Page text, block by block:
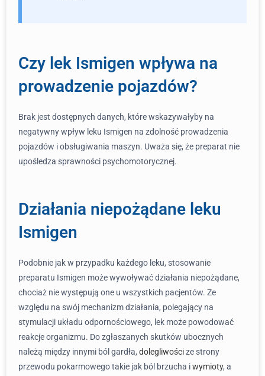
Czy lek Ismigen wpływa na
prowadzenie pojazdów?
Brak jest dostępnych danych, które wskazywałyby na
negatywny wpływ leku Ismigen na zdolność prowadzenia
pojazdów i obsługiwania maszyn. Uważa się, że preparat nie
upośledza sprawności psychomotorycznej.
Działania niepożądane leku
Ismigen
Podobnie jak w przypadku każdego leku, stosowanie
preparatu Ismigen może wywoływać działania niepożądane,
chociaż nie występują one u wszystkich pacjentów. Ze
względu na swój mechanizm działania, polegający na
stymulacji układu odpornościowego, lek może powodować
reakcje organizmu. Do zgłaszanych skutków ubocznych
należą między innymi ból gardła, dolegliwościze strony
przewodu pokarmowego takie jak ból brzucha iwymioty, a